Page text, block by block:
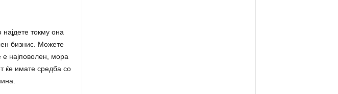
токму она
бизнис. Можете
најповолен, мора
ќе имате средба со